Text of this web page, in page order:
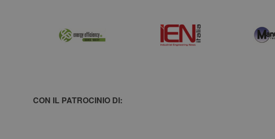
CON IL PATROCINIO DI: